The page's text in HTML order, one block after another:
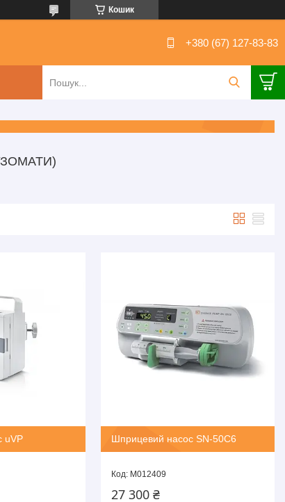
Кошик
+380 (67) 127-83-83
uVP Шприцевий насос SN-50C6
M012409
27 300 ₴